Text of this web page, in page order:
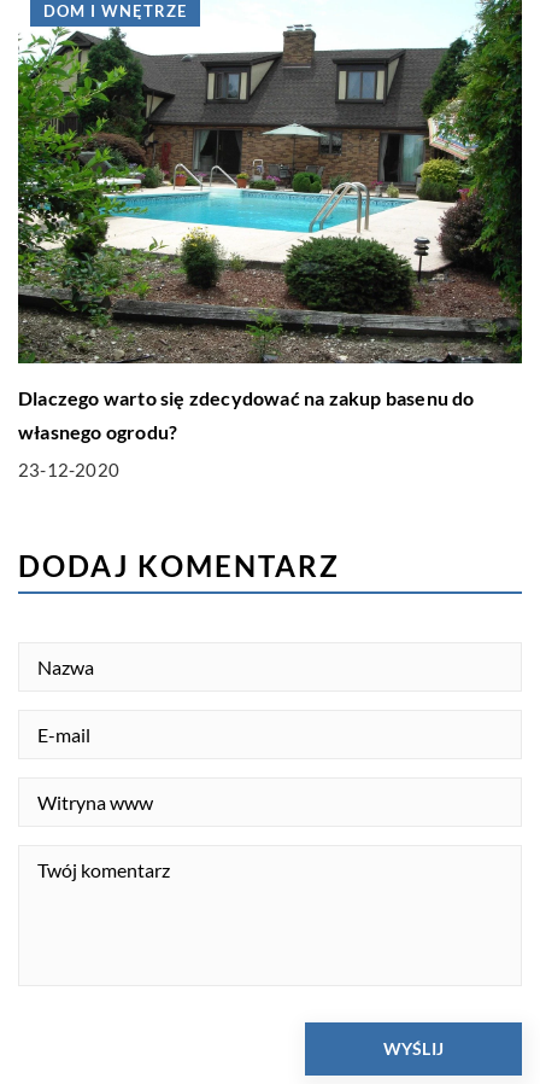
DOM I WNĘTRZE
Dlaczego warto się zdecydować na zakup basenu do
własnego ogrodu?
23-12-2020
DODAJ KOMENTARZ